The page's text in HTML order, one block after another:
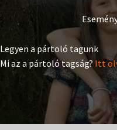
Legyen a pártoló tagunk
Mi az a pártoló tagság? Itt